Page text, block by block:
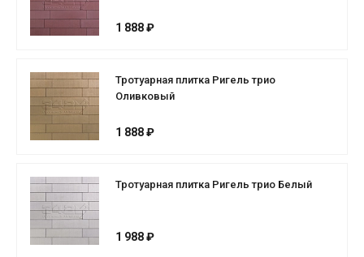
1 888 ₽
Тротуарная плитка Ригель трио
Оливковый
1 888 ₽
Тротуарная плитка Ригель трио Белый
1 988 ₽